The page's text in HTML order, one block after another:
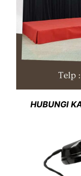
HUBUNGI